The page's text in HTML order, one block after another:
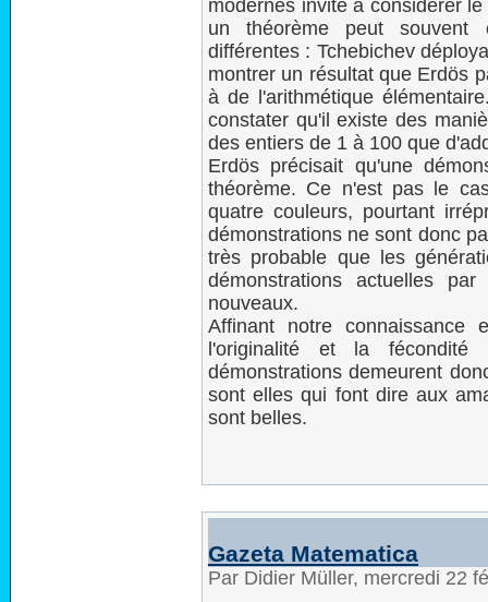
modernes invite à considérer
un théorème peut souvent
différentes : Tchebichev
montrer un résultat que Erdös
à de l'arithmétique
constater qu'il existe des
des entiers de 1 à 100 que
Erdös précisait qu'une
théorème. Ce n'est pas le
quatre couleurs, pourtant
démonstrations ne sont donc
très probable que les
démonstrations actuelles
nouveaux.
Affinant notre connaissance
l'originalité et la
démonstrations demeurent
sont elles qui font dire aux
sont belles.
Gazeta Matematica
Par Didier Müller, mercredi 22